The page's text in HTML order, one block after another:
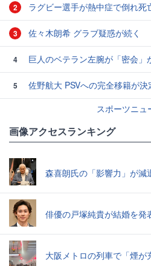
2 ラグビー選手が熱中症で倒れ死
3 佐々木朗希 グラブ疑惑が続く
4 巨人のベテラン左腕が「密会」
5
佐野航大 PSVへの完全移籍が決
スポーツニュ
画像アクセスランキング
森喜朗氏の「影響力」が減
俳優の戸塚純貴が結婚を発
大阪メトロの列車で「煙が